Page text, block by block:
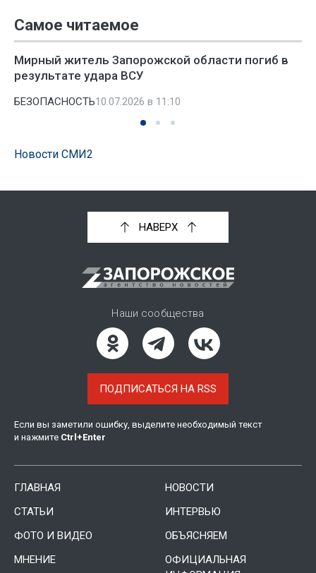
Самое читаемое
Мирный житель Запорожской области погиб в
результате удара ВСУ
БЕЗОПАСНОСТЬ10.07.2026 в 11:10
Новости СМИ2
НАВЕРХ
Наши сообщества
ПОДПИСАТЬСЯ НА RSS
Если вы заметили ошибку, выделите необходимый текст
и нажмите Ctrl +Enter
ГЛАВНАЯ
НОВОСТИ
СТАТЬИ
ИНТЕРВЬЮ
ФОТО И ВИДЕО
ОБЪЯСНЯЕМ
МНЕНИЕ
ОФИЦИАЛЬНАЯ